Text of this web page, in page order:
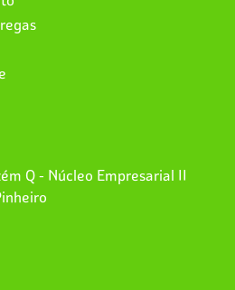
Q - Núcleo Empresarial II